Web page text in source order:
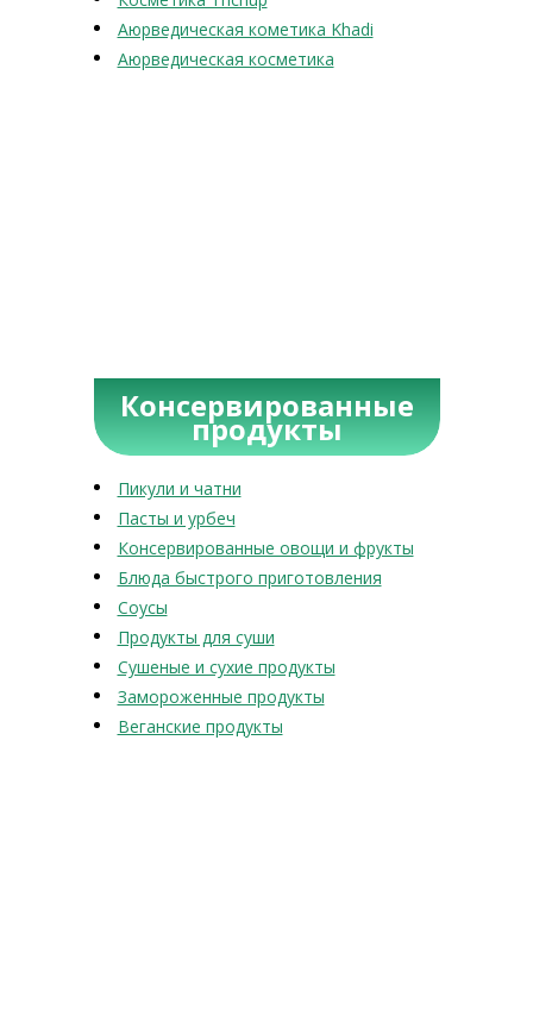
Аюрведическая кометика Khadi
Аюрведическая косметика
Консервированные
продукты
Пикули и чатни
Пасты и урбеч
Консервированные овощи и фрукты
Блюда быстрого приготовления
Соусы
Продукты для суши
Сушеные и сухие продукты
Замороженные продукты
Веганские продукты